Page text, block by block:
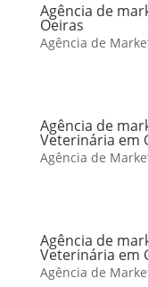
Agência de
Oeiras
Agência de
Agência de
Veterinária em
Agência de
Agência de
Veterinária em
Agência de